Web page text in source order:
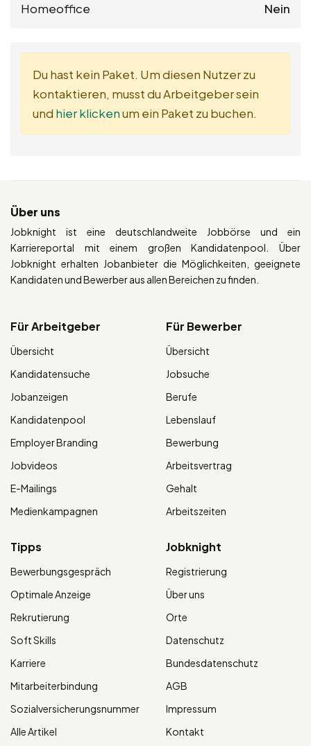
Homeoffice Nein
Du hast kein Paket. Um diesen Nutzer zu
kontaktieren, musst du Arbeitgeber sein
und hier klickenum ein Paket zu buchen.
Über uns
Jobknight ist eine deutschlandweite Jobbörse und ein
Karriereportal mit einem großen Kandidatenpool. Über
Jobknight erhalten Jobanbieter die Möglichkeiten, geeignete
Kandidaten und Bewerber aus allen Bereichen zu finden.
Für Arbeitgeber
Übersicht
Kandidatensuche
Jobanzeigen
Kandidatenpool
Employer Branding
Jobvideos
E-Mailings
Medienkampagnen
Für Bewerber
Übersicht
Jobsuche
Berufe
Lebenslauf
Bewerbung
Arbeitsvertrag
Gehalt
Arbeitszeiten
Tipps
Bewerbungsgespräch
Optimale Anzeige
Rekrutierung
Soft Skills
Karriere
Mitarbeiterbindung
Sozialversicherungsnummer
Alle Artikel
Jobknight
Registrierung
Über uns
Orte
Datenschutz
Bundesdatenschutz
AGB
Impressum
Kontakt